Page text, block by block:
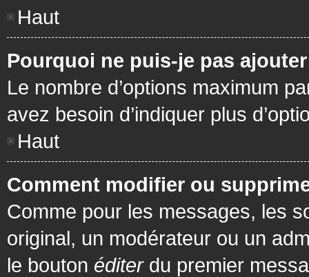
Haut
Pourquoi ne puis-je pas
Le nombre d’options maximum
avez besoin d’indiquer plus
Haut
Comment modifier ou
Comme pour les messages, les
original, un modérateur ou un
le bouton éditerdu premier